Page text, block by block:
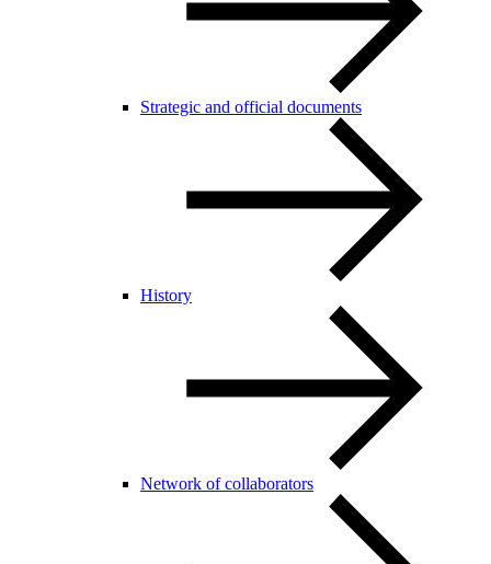
Strategic and official documents
History
Network of collaborators